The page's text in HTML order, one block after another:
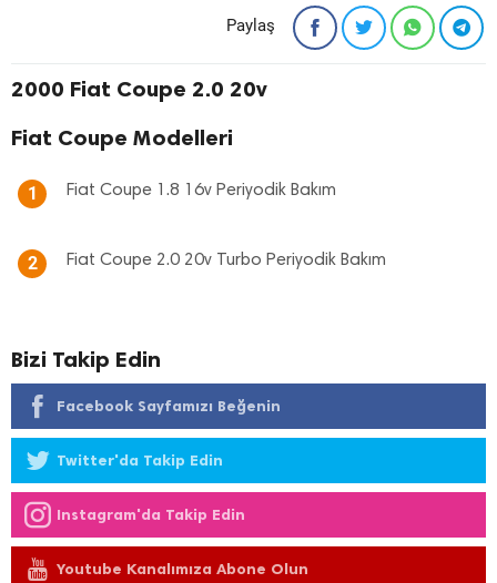
Paylaş
2000 Fiat Coupe 2.0 20v
Fiat Coupe Modelleri
1 Fiat Coupe 1.8 16v Periyodik Bakım
2 Fiat Coupe 2.0 20v Turbo Periyodik Bakım
Bizi Takip Edin
Facebook Sayfamızı Beğenin
Twitter'da Takip Edin
Instagram'da Takip Edin
Youtube Kanalımıza Abone Olun